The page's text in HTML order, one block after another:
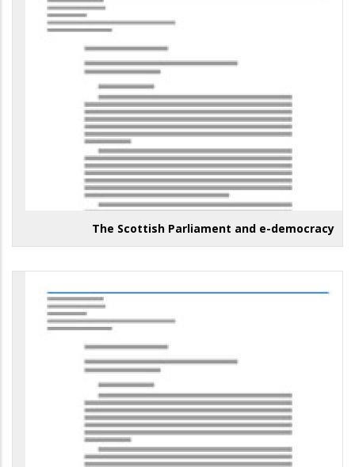
The Scottish Parliament and e-democracy